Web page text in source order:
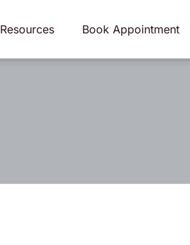
Resources Book Appointment